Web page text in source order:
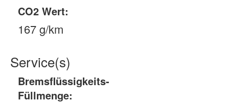
CO2 Wert:
167 g/km
Service(s)
Bremsflüssigkeits-
Füllmenge: